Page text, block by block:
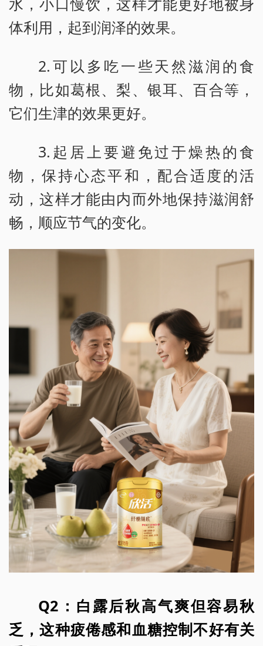
体利用，起到润泽的效果。
2.可以多吃一些天然滋润的食
物，比如葛根、梨、银耳、百合等，
它们生津的效果更好。
3.起居上要避免过于燥热的食
物，保持心态平和，配合适度的活
动，这样才能由内而外地保持滋润舒
畅，顺应节气的变化。
Q2：白露后秋高气爽但容易秋
乏，这种疲倦感和血糖控制不好有关